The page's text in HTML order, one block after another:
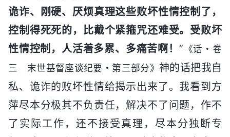
诡诈、刚硬、厌烦真理这些败坏性情控制了，
控制得死死的，比戴个紧箍咒还难受。受败坏
性情控制，人活着多累、多痛苦啊！ ” 《话・卷
三 末世基督座谈纪要・第三部分》 神的话把我自
私、诡诈的败坏性情给揭示出来了。我看到方
萍尽本分极其不负责任，解决不了问题，作不
了实际工作，还不接受真理，尽本分独断专